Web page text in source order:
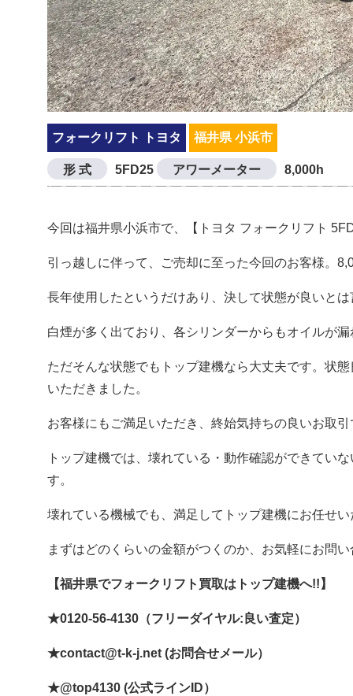
フォークリフト トヨタ 福井県 小浜市
形 式 5FD25 アワーメーター 8,000h
今回は福井県小浜市で、【トヨタ フォークリフト
引っ越しに伴って、ご売却に至った今回のお客様。
長年使用したというだけあり、決して状態が良いと
白煙が多く出ており、各シリンダーからもオイルが
ただそんな状態でもトップ建機なら大丈夫です。状
いただきました。
お客様にもご満足いただき、終始気持ちの良いお取
トップ建機では、壊れている・動作確認ができてい
す。
壊れている機械でも、満足してトップ建機にお任せ
まずはどのくらいの金額がつくのか、お気軽にお問
【福井県でフォークリフト買取はトップ建機へ!!】
★0120-56-4130（フリーダイヤル:良い査定）
★contact@t-k-j.net (お問合せメール）
★@top4130 (公式ラインID）